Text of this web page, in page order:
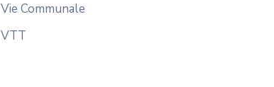
Vie Communale
VTT